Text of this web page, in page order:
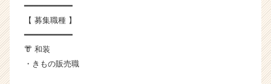
━━━━━━━━━━
【 募集職種 】
━━━━━━━━━━
👘 和装
・きもの販売職